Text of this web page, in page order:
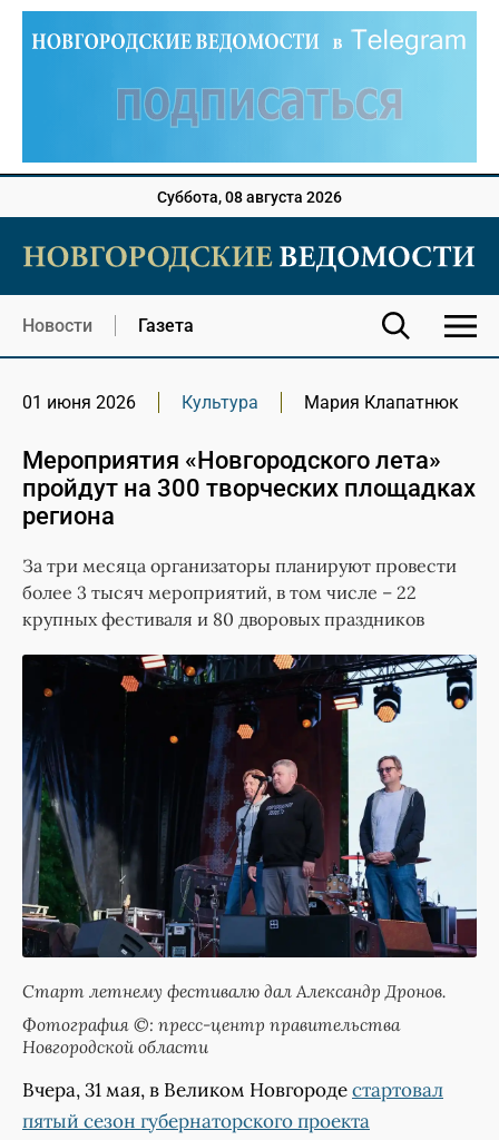
Суббота, 08 августа 2026
Новости Газета
01 июня 2026 Культура Мария Клапатнюк
Мероприятия «Новгородского лета»
пройдут на 300 творческих площадках
региона
За три месяца организаторы планируют провести
более 3 тысяч мероприятий, в том числе – 22
крупных фестиваля и 80 дворовых праздников
Старт летнему фестивалю дал Александр Дронов.
Фотография ©: пресс-центр правительства
Новгородской области
Вчера, 31 мая, в Великом Новгородестартовал
пятый сезон губернаторского проекта